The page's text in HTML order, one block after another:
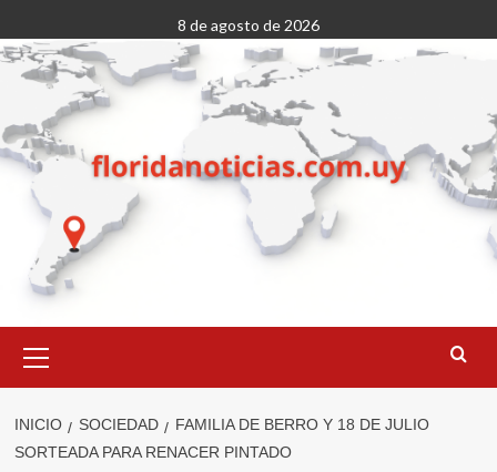
al
contenido
8 de agosto de 2026
primario
INICIO SOCIEDAD
FAMILIA DE BERRO Y 18 DE JULIO
SORTEADA PARA RENACER PINTADO